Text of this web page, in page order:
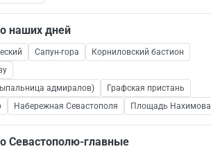
наших дней
Сапун-гора
Корниловский бастион
адмиралов)
Графская пристань
Набережная Севастополя Площадь Нахимова
Севастополю-главные